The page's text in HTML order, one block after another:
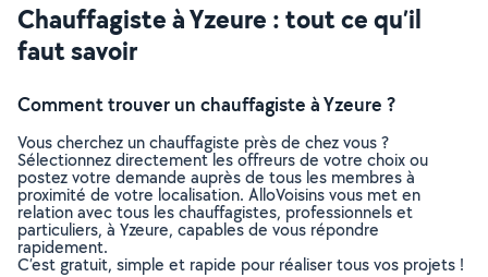
Chauffagiste à Yzeure : tout ce qu’il
faut savoir
Comment trouver un chauffagiste à Yzeure ?
Vous cherchez un chauffagiste près de chez vous ?
Sélectionnez directement les offreurs de votre choix ou
postez votre demande auprès de tous les membres à
proximité de votre localisation. AlloVoisins vous met en
relation avec tous les chauffagistes, professionnels et
particuliers, à Yzeure, capables de vous répondre
rapidement.
C’est gratuit, simple et rapide pour réaliser tous vos projets !